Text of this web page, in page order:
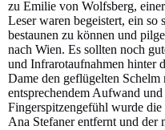
zu Emilie von Wolfsberg,
Leser waren begeistert, ein
bestaunen zu können und
nach Wien. Es sollten noch
und Infrarotaufnahmen hinter
Dame den geflügelten
entsprechendem Aufwand
Fingerspitzengefühl wurde
Ana Stefaner entfernt und der